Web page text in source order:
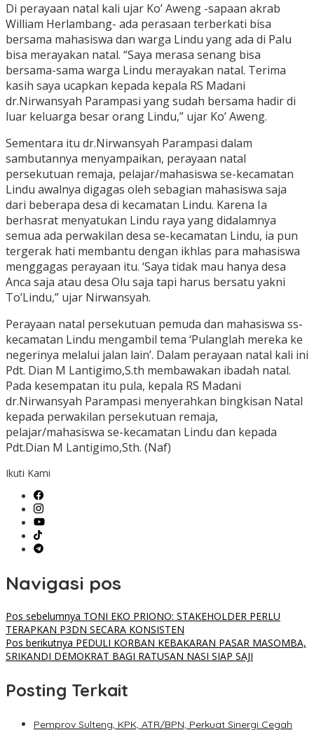
Di perayaan natal kali ujar Ko’ Aweng -sapaan akrab
William Herlambang- ada perasaan terberkati bisa
bersama mahasiswa dan warga Lindu yang ada di Palu
bisa merayakan natal. “Saya merasa senang bisa
bersama-sama warga Lindu merayakan natal. Terima
kasih saya ucapkan kepada kepala RS Madani
dr.Nirwansyah Parampasi yang sudah bersama hadir di
luar keluarga besar orang Lindu,” ujar Ko’ Aweng.
Sementara itu dr.Nirwansyah Parampasi dalam
sambutannya menyampaikan, perayaan natal
persekutuan remaja, pelajar/mahasiswa se-kecamatan
Lindu awalnya digagas oleh sebagian mahasiswa saja
dari beberapa desa di kecamatan Lindu. Karena Ia
berhasrat menyatukan Lindu raya yang didalamnya
semua ada perwakilan desa se-kecamatan Lindu, ia pun
tergerak hati membantu dengan ikhlas para mahasiswa
menggagas perayaan itu. ‘Saya tidak mau hanya desa
Anca saja atau desa Olu saja tapi harus bersatu yakni
To’Lindu,” ujar Nirwansyah.
Perayaan natal persekutuan pemuda dan mahasiswa ss-
kecamatan Lindu mengambil tema ‘Pulanglah mereka ke
negerinya melalui jalan lain’. Dalam perayaan natal kali ini
Pdt. Dian M Lantigimo,S.th membawakan ibadah natal.
Pada kesempatan itu pula, kepala RS Madani
dr.Nirwansyah Parampasi menyerahkan bingkisan Natal
kepada perwakilan persekutuan remaja,
pelajar/mahasiswa se-kecamatan Lindu dan kepada
Pdt.Dian M Lantigimo,Sth. (Naf)
Ikuti Kami
Navigasi pos
Pos sebelumnya TONI EKO PRIONO: STAKEHOLDER PERLU
TERAPKAN P3DN SECARA KONSISTEN
Pos berikutnya PEDULI KORBAN KEBAKARAN PASAR MASOMBA,
SRIKANDI DEMOKRAT BAGI RATUSAN NASI SIAP SAJI
Posting Terkait
Pemprov Sulteng, KPK, ATR/BPN, Perkuat Sinergi Cegah